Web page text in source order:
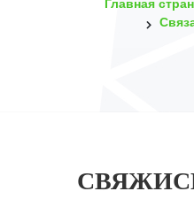
Главная